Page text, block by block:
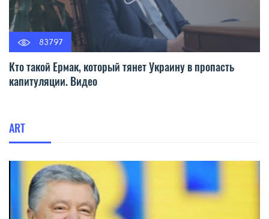
83797
Кто такой Ермак, который тянет Украину в пропасть
капитуляции. Видео
ART